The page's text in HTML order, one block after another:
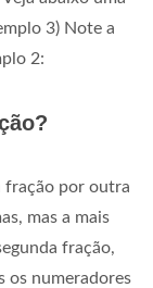
3) Note a
2:
fração por outra
mas a mais
fração,
os numeradores